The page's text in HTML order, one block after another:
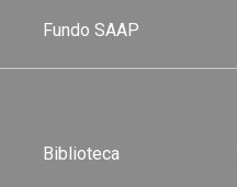
Fundo SAAP
Biblioteca